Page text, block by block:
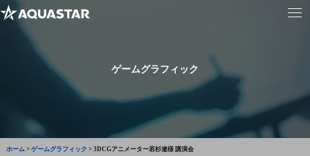
ゲームグラフィック
ホーム> ゲームグラフィック > 3DCGアニメーター若杉遼様 講演会